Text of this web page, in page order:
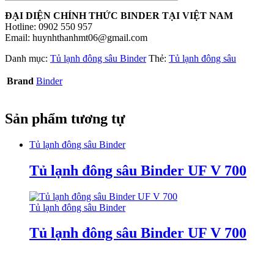
ĐẠI DIỆN CHÍNH THỨC BINDER TẠI VIỆT NAM
Hotline: 0902 550 957
Email: huynhthanhmt06@gmail.com
Danh mục: Tủ lạnh đông sâu Binder Thẻ: Tủ lạnh đông sâu
Brand Binder
Sản phẩm tương tự
Tủ lạnh đông sâu Binder
Tủ lạnh đông sâu Binder UF V 700
Tủ lạnh đông sâu Binder
Tủ lạnh đông sâu Binder UF V 700